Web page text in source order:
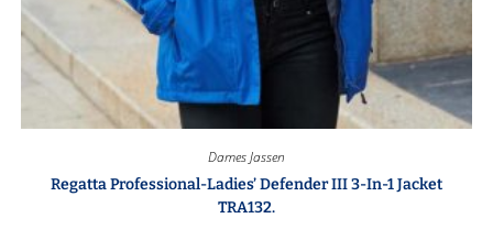
Dames Jassen
Regatta Professional-Ladies’ Defender III 3-In-1 Jacket
TRA132.